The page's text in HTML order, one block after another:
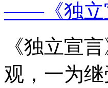
——《独立
《独立宣
观，一为